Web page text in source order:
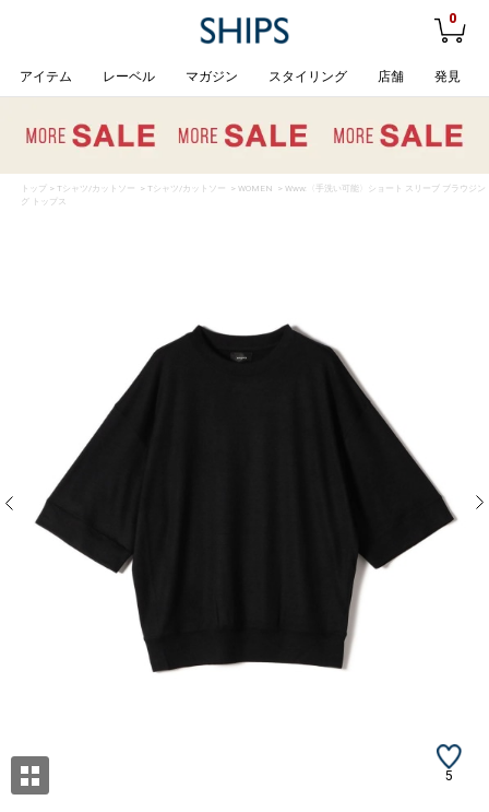
0
アイテム レーベル マガジン スタイリング 店舗 発見
トップ > Tシャツ/カットソー > Tシャツ/カットソー > WOMEN > Www:〈手洗い可能〉ショート スリーブ ブラウジン
グ トップス
5